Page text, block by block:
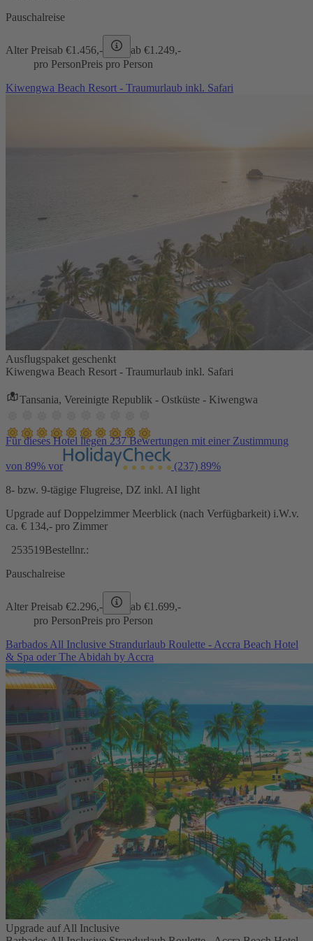
Pauschalreise
Alter Preisab €1.456,- ab €1.249,-
pro PersonPreis pro Person
Kiwengwa Beach Resort - Traumurlaub inkl. Safari
Ausflugspaket geschenkt
Kiwengwa Beach Resort - Traumurlaub inkl. Safari
Tansania, Vereinigte Republik - Ostküste - Kiwengwa
Für dieses Hotel liegen 237 Bewertungen mit einer Zustimmung
von 89% vor (237) 89%
8- bzw. 9-tägige Flugreise, DZ inkl. AI light
Upgrade auf Doppelzimmer Meerblick (nach Verfügbarkeit) i.W.v.
ca. € 134,- pro Zimmer
253519Bestellnr.:
Pauschalreise
Alter Preisab €2.296,- ab €1.699,-
pro PersonPreis pro Person
Barbados All Inclusive Strandurlaub Roulette - Accra Beach Hotel
& Spa oder The Abidah by Accra
Upgrade auf All Inclusive